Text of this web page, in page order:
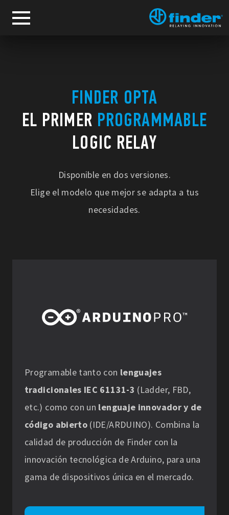
FINDER OPTA
EL PRIMER PROGRAMMABLE
LOGIC RELAY
Disponible en dos versiones.
Elige el modelo que mejor se adapta a tus
necesidades.
Programable tanto con lenguajes
tradicionales IEC 61131-3 (Ladder, FBD,
etc.) como con un lenguaje innovador y de
código abierto (IDE/ARDUINO). Combina la
calidad de producción de Finder con la
innovación tecnológica de Arduino, para una
gama de dispositivos única en el mercado.